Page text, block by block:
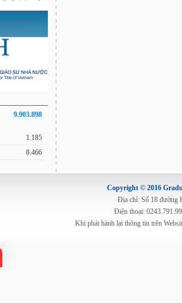
9.903.898
1.185
8.466
Copyright © 2016
Địa chỉ: Số 18 đường
Điện thoại:
Khi phát hành lại thông tin trên